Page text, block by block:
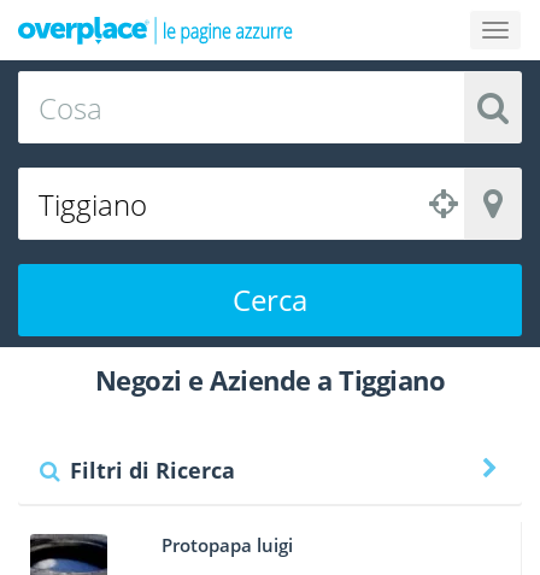
Cerca
Negozi e Aziende a Tiggiano
Filtri di Ricerca
Protopapa luigi